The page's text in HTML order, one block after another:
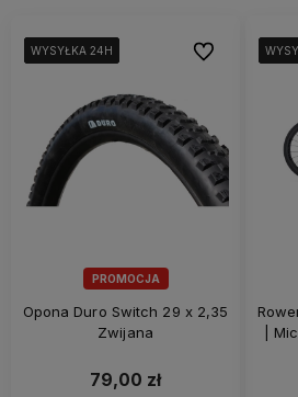
PROMOCJA
WYSYŁKA 24H
WYSYŁKA 24H
WYSYŁKA 24H
WYSYŁKA 24H
WYSYŁKA 24H
Opona Duro Switch 29 x 2,35
Zwijana
79,00 zł
Do ulubionych
|